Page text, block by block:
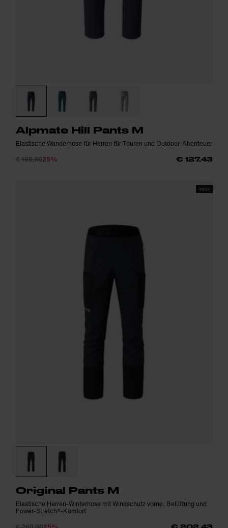
Alpmate Hill Pants M
Elastische Wanderhose für Herren für Touren und Outdoor-Abenteuer
€ 169,9025% € 127,43
FW25
Original Pants M
Elastische Herren-Winterhose mit Windschutz vorne, Belüftung und
Power-Stretch®-Komfort